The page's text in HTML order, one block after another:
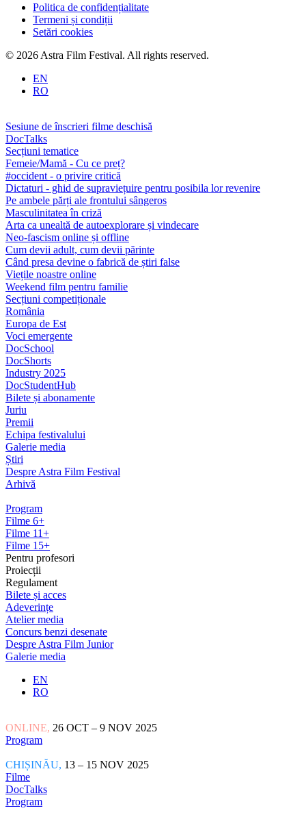
Politica de confidențialitate
Termeni și condiții
Setări cookies
© 2026 Astra Film Festival. All rights reserved.
EN
RO
Sesiune de înscrieri filme deschisă
DocTalks
Secțiuni tematice
Femeie/Mamă - Cu ce preț?
#occident - o privire critică
Dictaturi - ghid de supraviețuire pentru posibila lor revenire
Pe ambele părți ale frontului sângeros
Masculinitatea în criză
Arta ca unealtă de autoexplorare și vindecare
Neo-fascism online și offline
Cum devii adult, cum devii părinte
Când presa devine o fabrică de știri false
Viețile noastre online
Weekend film pentru familie
Secțiuni competiționale
România
Europa de Est
Voci emergente
DocSchool
DocShorts
Industry 2025
DocStudentHub
Bilete și abonamente
Juriu
Premii
Echipa festivalului
Galerie media
Știri
Despre Astra Film Festival
Arhivă
Program
Filme 6+
Filme 11+
Filme 15+
Pentru profesori
Proiecții
Regulament
Bilete și acces
Adeverințe
Atelier media
Concurs benzi desenate
Despre Astra Film Junior
Galerie media
EN
RO
ONLINE, 26 OCT – 9 NOV 2025
Program
CHIȘINĂU, 13 – 15 NOV 2025
Filme
DocTalks
Program